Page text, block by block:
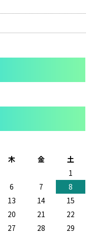
木 金
土
1
6 7
8
13 14
15
20 21
22
27 28
29